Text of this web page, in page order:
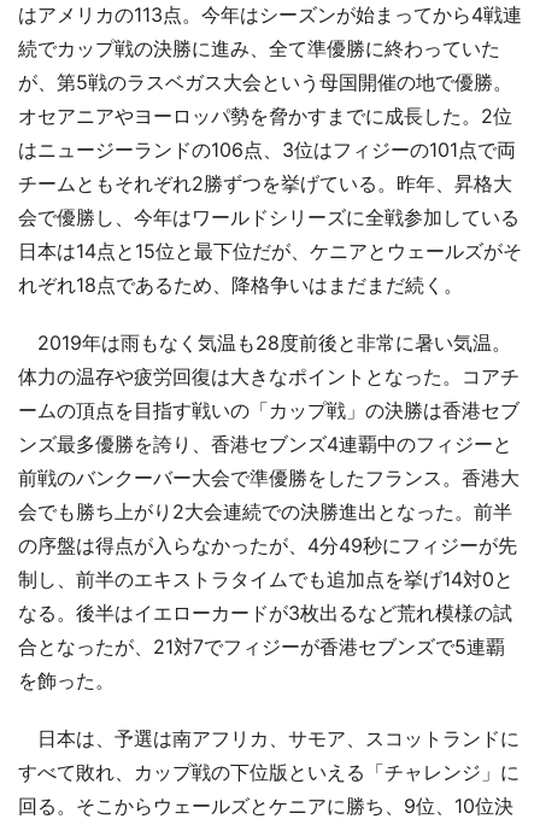
はアメリカの113点。今年はシーズンが始まってから4戦連
続でカップ戦の決勝に進み、全て準優勝に終わっていた
が、第5戦のラスベガス大会という母国開催の地で優勝。
オセアニアやヨーロッパ勢を脅かすまでに成長した。2位
はニュージーランドの106点、3位はフィジーの101点で両
チームともそれぞれ2勝ずつを挙げている。昨年、昇格大
会で優勝し、今年はワールドシリーズに全戦参加している
日本は14点と15位と最下位だが、ケニアとウェールズがそ
れぞれ18点であるため、降格争いはまだまだ続く。
2019年は雨もなく気温も28度前後と非常に暑い気温。
体力の温存や疲労回復は大きなポイントとなった。コアチ
ームの頂点を目指す戦いの「カップ戦」の決勝は香港セブ
ンズ最多優勝を誇り、香港セブンズ4連覇中のフィジーと
前戦のバンクーバー大会で準優勝をしたフランス。香港大
会でも勝ち上がり2大会連続での決勝進出となった。前半
の序盤は得点が入らなかったが、4分49秒にフィジーが先
制し、前半のエキストラタイムでも追加点を挙げ14対0と
なる。後半はイエローカードが3枚出るなど荒れ模様の試
合となったが、21対7でフィジーが香港セブンズで5連覇
を飾った。
日本は、予選は南アフリカ、サモア、スコットランドに
すべて敗れ、カップ戦の下位版といえる「チャレンジ」に
回る。そこからウェールズとケニアに勝ち、9位、10位決